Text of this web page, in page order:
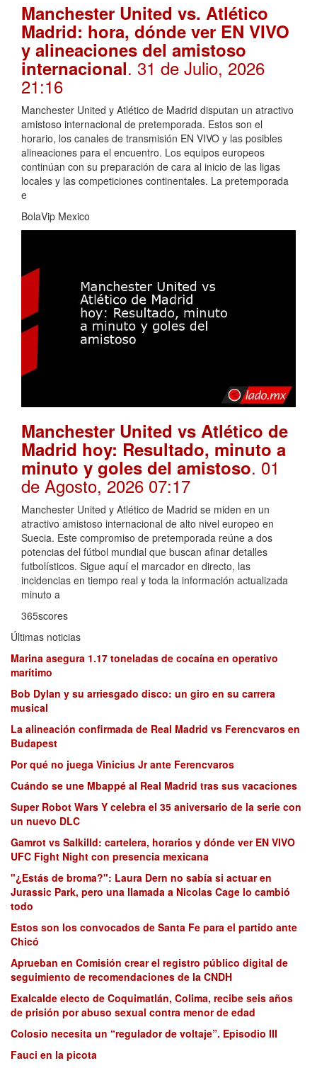
Manchester United vs. Atlético
Madrid: hora, dónde ver EN VIVO
y alineaciones del amistoso
internacional. 31 de Julio, 2026
21:16
Manchester United y Atlético de Madrid disputan un atractivo
amistoso internacional de pretemporada. Estos son el
horario, los canales de transmisión EN VIVO y las posibles
alineaciones para el encuentro. Los equipos europeos
continúan con su preparación de cara al inicio de las ligas
locales y las competiciones continentales. La pretemporada
e
BolaVip Mexico
Manchester United vs Atlético de
Madrid hoy: Resultado, minuto a
minuto y goles del amistoso. 01
de Agosto, 2026 07:17
Manchester United y Atlético de Madrid se miden en un
atractivo amistoso internacional de alto nivel europeo en
Suecia. Este compromiso de pretemporada reúne a dos
potencias del fútbol mundial que buscan afinar detalles
futbolísticos. Sigue aquí el marcador en directo, las
incidencias en tiempo real y toda la información actualizada
minuto a
365scores
Últimas noticias
Marina asegura 1.17 toneladas de cocaína en operativo
marítimo
Bob Dylan y su arriesgado disco: un giro en su carrera
musical
La alineación confirmada de Real Madrid vs Ferencvaros en
Budapest
Por qué no juega Vinicius Jr ante Ferencvaros
Cuándo se une Mbappé al Real Madrid tras sus vacaciones
Super Robot Wars Y celebra el 35 aniversario de la serie con
un nuevo DLC
Gamrot vs Salkilld: cartelera, horarios y dónde ver EN VIVO
UFC Fight Night con presencia mexicana
"¿Estás de broma?": Laura Dern no sabía si actuar en
Jurassic Park, pero una llamada a Nicolas Cage lo cambió
todo
Estos son los convocados de Santa Fe para el partido ante
Chicó
Aprueban en Comisión crear el registro público digital de
seguimiento de recomendaciones de la CNDH
Exalcalde electo de Coquimatlán, Colima, recibe seis años
de prisión por abuso sexual contra menor de edad
Colosio necesita un “regulador de voltaje”. Episodio III
Fauci en la picota